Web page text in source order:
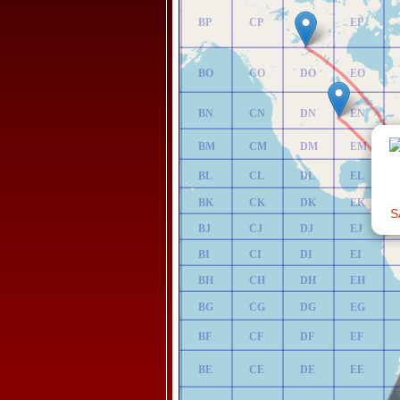
BE
BF
BG
BH
BI
BJ
BK
BL
BM
BN
BO
BP
CE
CF
CG
CH
CI
CJ
CK
CL
CM
CN
CO
CP
DE
DF
DG
DH
DI
DJ
DK
DL
DM
DN
DO
DP
EE
EF
EG
EH
EI
EJ
EK
EL
EM
EN
EO
EP